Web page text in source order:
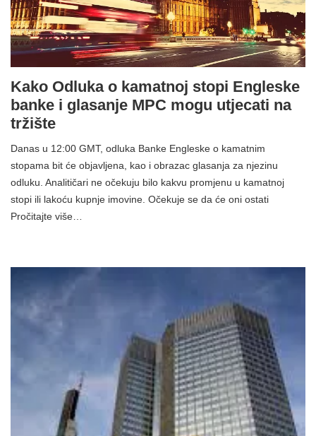
Kako Odluka o kamatnoj stopi Engleske
banke i glasanje MPC mogu utjecati na
tržište
Danas u 12:00 GMT, odluka Banke Engleske o kamatnim
stopama bit će objavljena, kao i obrazac glasanja za njezinu
odluku. Analitičari ne očekuju bilo kakvu promjenu u kamatnoj
stopi ili lakoću kupnje imovine. Očekuje se da će oni ostati
Pročitajte više…